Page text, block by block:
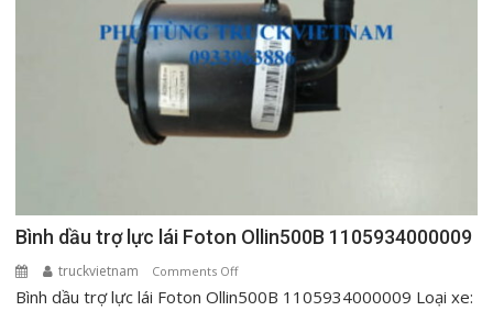
Bình dầu trợ lực lái Foton Ollin500B 1105934000009
truckvietnam Comments Offon
Bình
Bình dầu trợ lực lái Foton Ollin500B 1105934000009 Loại xe: